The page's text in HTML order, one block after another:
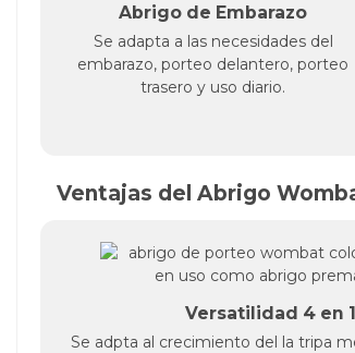
Abrigo de Embarazo
Se adapta a las necesidades del
embarazo, porteo delantero, porteo
trasero y uso diario.
Ventajas del Abrigo
Versatilidad 4 en 1
Se adpta al crecimiento del la tripa